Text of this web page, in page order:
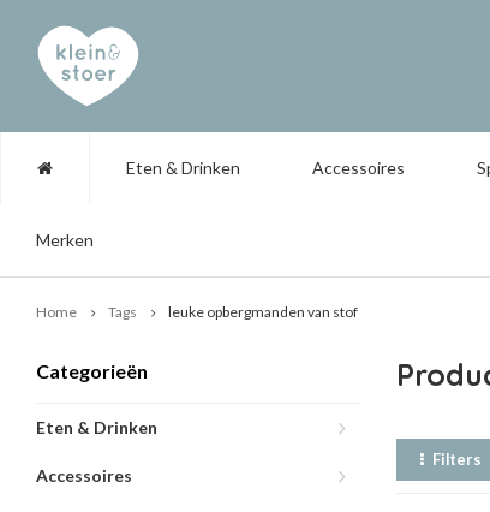
Eten & Drinken Accessoires
Merken
Home Tags leuke opbergmanden van stof
Categorieën
Eten & Drinken
Accessoires
Filters